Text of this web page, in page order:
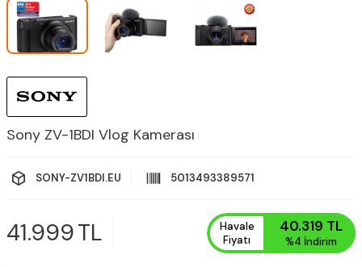
Sony ZV-1BDI Vlog Kamerası
SONY-ZV1BDI.EU 5013493389571
41.999TL
Havale
Fiyatı
40.319 TL
%4 İndirim